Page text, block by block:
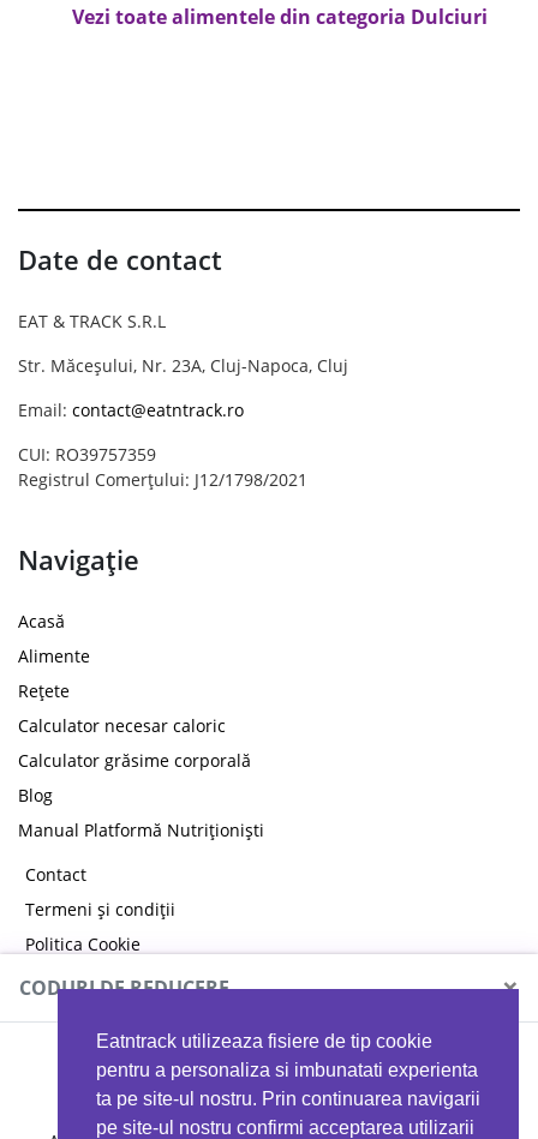
Eatntrack utilizeaza fisiere de tip cookie
pentru a personaliza si imbunatati experienta
ta pe site-ul nostru. Prin continuarea navigarii
pe site-ul nostru confirmi acceptarea utilizarii
Vezi toate alimentele din categoria Dulciuri
Date de contact
EAT & TRACK S.R.L
Str. Măceșului, Nr. 23A, Cluj-Napoca, Cluj
Email: contact@eatntrack.ro
CUI: RO39757359
Registrul Comerțului: J12/1798/2021
Navigație
Acasă
Alimente
Rețete
Calculator necesar caloric
Calculator grăsime corporală
Blog
Manual Platformă Nutriționiști
Contact
Termeni și condiții
Politica Cookie
Politica de confidențialitate
CODURI DE REDUCERE ×
MYPROTEIN